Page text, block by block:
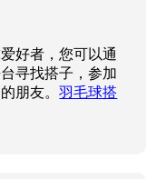
好者，您可以通
寻找搭子，参加
朋友。羽毛球搭